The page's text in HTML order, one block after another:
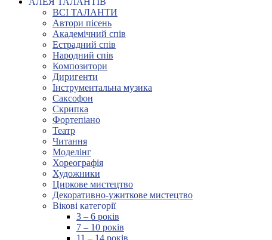
ВСІ ТАЛАНТИ
Автори пісень
Академічний спів
Естрадний спів
Народний спів
Композитори
Диригенти
Інструментальна музика
Саксофон
Скрипка
Фортепіано
Театр
Читання
Моделінг
Хореографія
Художники
Циркове мистецтво
Декоративно-ужиткове мистецтво
Вікові категорії
3 – 6 років
7 – 10 років
11 – 14 років